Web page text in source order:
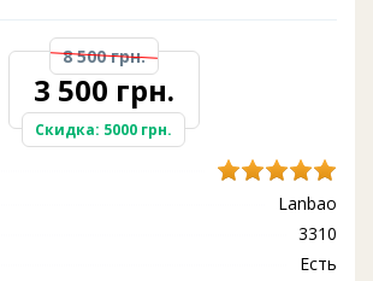
8 500 грн.
3 500 грн.
Скидка: 5000 грн.
Lanbao
3310
Есть